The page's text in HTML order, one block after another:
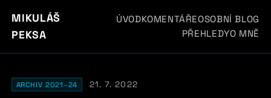
MIKULÁŠ
PEKSA
ÚVODKOMENTÁŘEOSOBNÍ BLOG
PŘEHLEDYO MNĚ
ARCHIV 2021–24 21. 7. 2022